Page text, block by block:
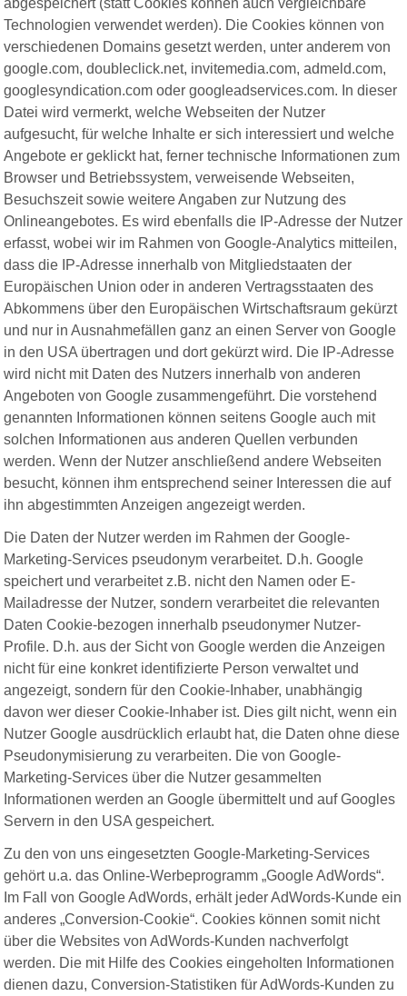
abgespeichert (statt Cookies können auch vergleichbare
Technologien verwendet werden). Die Cookies können von
verschiedenen Domains gesetzt werden, unter anderem von
google.com, doubleclick.net, invitemedia.com, admeld.com,
googlesyndication.com oder googleadservices.com. In dieser
Datei wird vermerkt, welche Webseiten der Nutzer
aufgesucht, für welche Inhalte er sich interessiert und welche
Angebote er geklickt hat, ferner technische Informationen zum
Browser und Betriebssystem, verweisende Webseiten,
Besuchszeit sowie weitere Angaben zur Nutzung des
Onlineangebotes. Es wird ebenfalls die IP-Adresse der Nutzer
erfasst, wobei wir im Rahmen von Google-Analytics mitteilen,
dass die IP-Adresse innerhalb von Mitgliedstaaten der
Europäischen Union oder in anderen Vertragsstaaten des
Abkommens über den Europäischen Wirtschaftsraum gekürzt
und nur in Ausnahmefällen ganz an einen Server von Google
in den USA übertragen und dort gekürzt wird. Die IP-Adresse
wird nicht mit Daten des Nutzers innerhalb von anderen
Angeboten von Google zusammengeführt. Die vorstehend
genannten Informationen können seitens Google auch mit
solchen Informationen aus anderen Quellen verbunden
werden. Wenn der Nutzer anschließend andere Webseiten
besucht, können ihm entsprechend seiner Interessen die auf
ihn abgestimmten Anzeigen angezeigt werden.
Die Daten der Nutzer werden im Rahmen der Google-
Marketing-Services pseudonym verarbeitet. D.h. Google
speichert und verarbeitet z.B. nicht den Namen oder E-
Mailadresse der Nutzer, sondern verarbeitet die relevanten
Daten Cookie-bezogen innerhalb pseudonymer Nutzer-
Profile. D.h. aus der Sicht von Google werden die Anzeigen
nicht für eine konkret identifizierte Person verwaltet und
angezeigt, sondern für den Cookie-Inhaber, unabhängig
davon wer dieser Cookie-Inhaber ist. Dies gilt nicht, wenn ein
Nutzer Google ausdrücklich erlaubt hat, die Daten ohne diese
Pseudonymisierung zu verarbeiten. Die von Google-
Marketing-Services über die Nutzer gesammelten
Informationen werden an Google übermittelt und auf Googles
Servern in den USA gespeichert.
Zu den von uns eingesetzten Google-Marketing-Services
gehört u.a. das Online-Werbeprogramm „Google AdWords“.
Im Fall von Google AdWords, erhält jeder AdWords-Kunde ein
anderes „Conversion-Cookie“. Cookies können somit nicht
über die Websites von AdWords-Kunden nachverfolgt
werden. Die mit Hilfe des Cookies eingeholten Informationen
dienen dazu, Conversion-Statistiken für AdWords-Kunden zu